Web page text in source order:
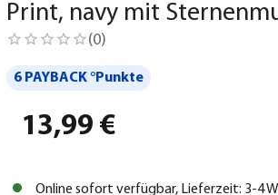
Print, navy mit
(0)
6 PAYBACK °Punkte
13,99 €
Online sofort verfügbar, Lieferzeit: 3-4